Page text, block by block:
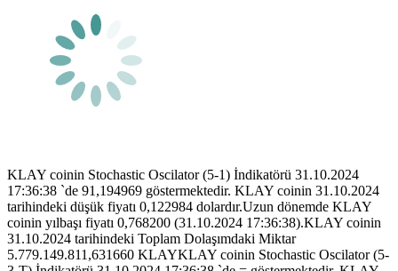
KLAY coinin Stochastic Oscilator (5-1) İndikatörü 31.10.2024
17:36:38 `de 91,194969 göstermektedir. KLAY coinin 31.10.2024
tarihindeki düşük fiyatı 0,122984 dolardır.Uzun dönemde KLAY
coinin yılbaşı fiyatı 0,768200 (31.10.2024 17:36:38).KLAY coinin
31.10.2024 tarihindeki Toplam Dolaşımdaki Miktar
5.779.149.811,631660 KLAYKLAY coinin Stochastic Oscilator (5-